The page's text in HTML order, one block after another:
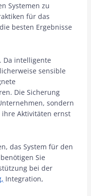
Systemen zu
für das
besten Ergebnisse
Da intelligente
sensible
Die Sicherung
sondern
ihre Aktivitäten ernst
das System für den
Sie
bei der
Integration,